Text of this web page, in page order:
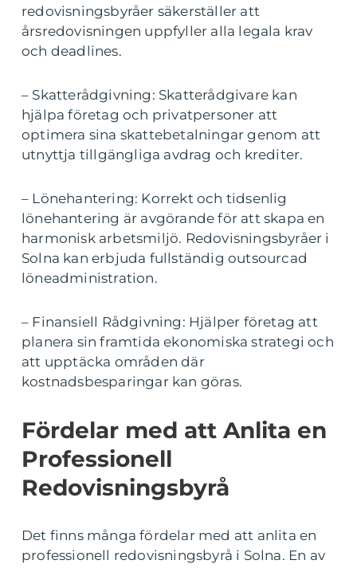
redovisningsbyråer säkerställer att
årsredovisningen uppfyller alla legala krav
och deadlines.
– Skatterådgivning: Skatterådgivare kan
hjälpa företag och privatpersoner att
optimera sina skattebetalningar genom att
utnyttja tillgängliga avdrag och krediter.
– Lönehantering: Korrekt och tidsenlig
lönehantering är avgörande för att skapa en
harmonisk arbetsmiljö. Redovisningsbyråer i
Solna kan erbjuda fullständig outsourcad
löneadministration.
– Finansiell Rådgivning: Hjälper företag att
planera sin framtida ekonomiska strategi och
att upptäcka områden där
kostnadsbesparingar kan göras.
Fördelar med att Anlita en
Professionell
Redovisningsbyrå
Det finns många fördelar med att anlita en
professionell redovisningsbyrå i Solna. En av